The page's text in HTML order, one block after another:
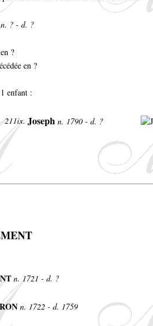
n. ? - d. ?
?
en ?
enfant :
211ix. Joseph n. 1790 - d. ?
n. 1721 - d. ?
n. 1722 - d. 1759